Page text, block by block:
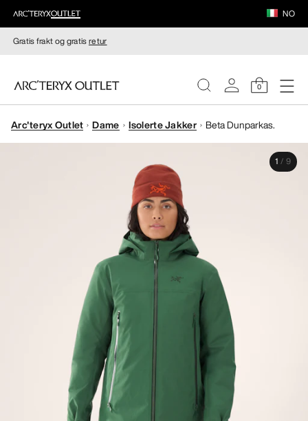
NO
Gratis frakt og gratisretur
0
DAMER
Arc'teryx Outlet Dame Isolerte Jakker Beta Dunparkas.
1 / 9